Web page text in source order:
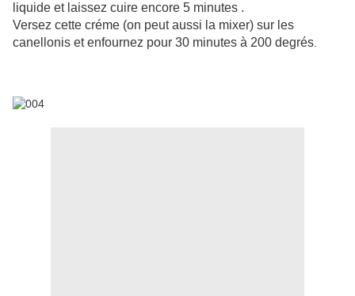
liquide et laissez cuire encore 5 minutes .
Versez cette créme (on peut aussi la mixer) sur les
canellonis et enfournez pour 30 minutes à 200 degrés